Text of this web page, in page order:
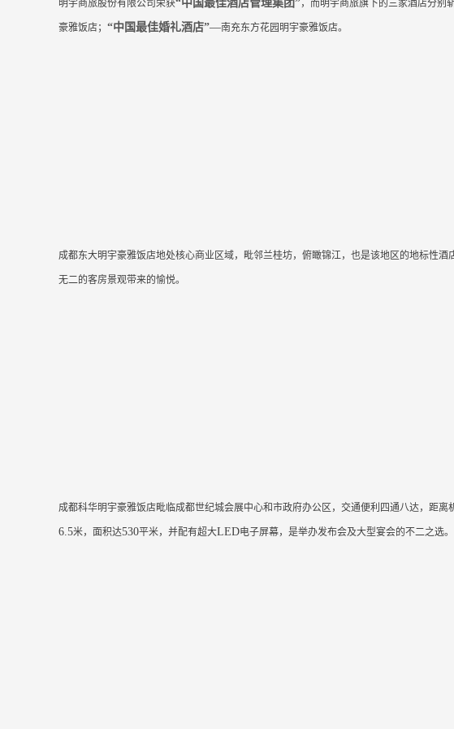
明宇商旅股份有限公司荣获“中国最佳酒店管理集团” ，而明宇商旅旗下的三家酒店分别
豪雅饭店； “中国最佳婚礼酒店”—南充东方花园明宇豪雅饭店。
成都东大明宇豪雅饭店地处核心商业区域，毗邻兰桂坊，俯瞰锦江，也是该地区的地标性
无二的客房景观带来的愉悦。
成都科华明宇豪雅饭店毗临成都世纪城会展中心和市政府办公区，交通便利四通八达，距离
6.5米，面积达530平米，并配有超大LED电子屏幕，是举办发布会及大型宴会的不二之选。